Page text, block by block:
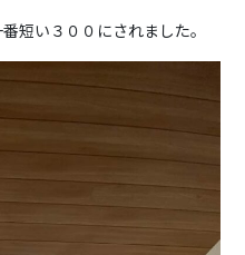
短い３００にされました。